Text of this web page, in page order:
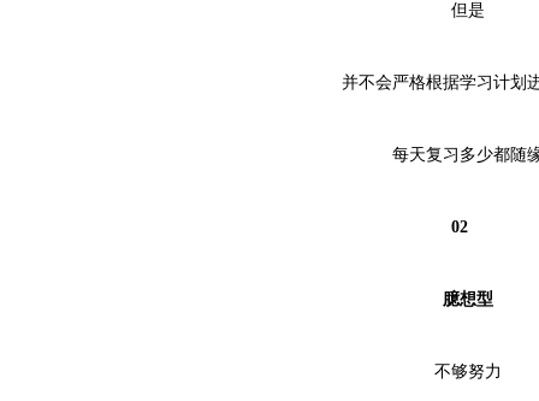
但是
并不会严格根据学习计划
每天复习多少都随
02
臆想型
不够努力